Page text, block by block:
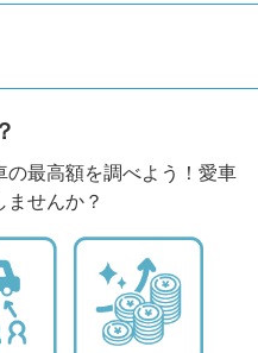
最高額を調べよう！愛車
ませんか？